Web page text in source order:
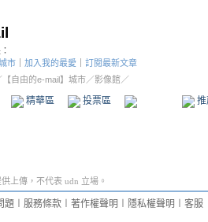
市 加入我的最愛
訂閱最新文章
【自由的e-mail】城市／影像館／
精華區 投票區 影像館
上傳，不代表 udn 立場。
題 服務條款 著作權聲明 隱私權聲明 客服